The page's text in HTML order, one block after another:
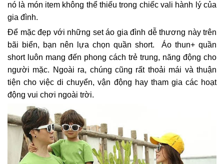
nó là món item không thể thiếu trong chiếc vali hành lý của
gia đình.
Để mặc đẹp với những set áo gia đình dễ thương này trên
bãi biển, bạn nên lựa chọn quần short. Áo thun+ quần
short luôn mang đến phong cách trẻ trung, năng động cho
người mặc. Ngoài ra, chúng cũng rất thoải mái và thuận
tiện cho việc di chuyển, vận động hay tham gia các hoạt
động vui chơi ngoài trời.